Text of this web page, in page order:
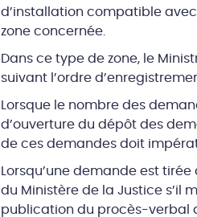
d’installation compatible
zone concernée.
Dans ce type de zone, le
suivant l’ordre
Lorsque le nombre des
d’ouverture du dépôt des
de ces demandes doit
Lorsqu’une demande est
du Ministère de la Justice s’il
publication du procès-verbal